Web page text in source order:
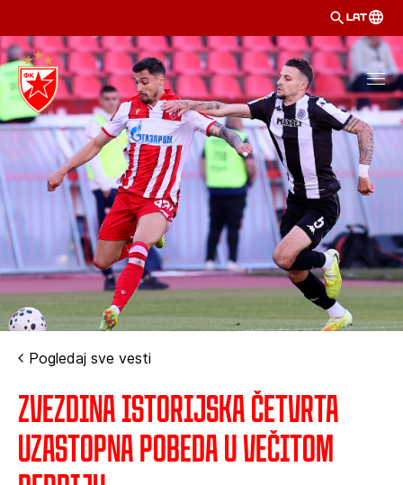
LAT
Pogledaj sve vesti
Zvezdina istorijska četvrta
uzastopna pobeda u večitom